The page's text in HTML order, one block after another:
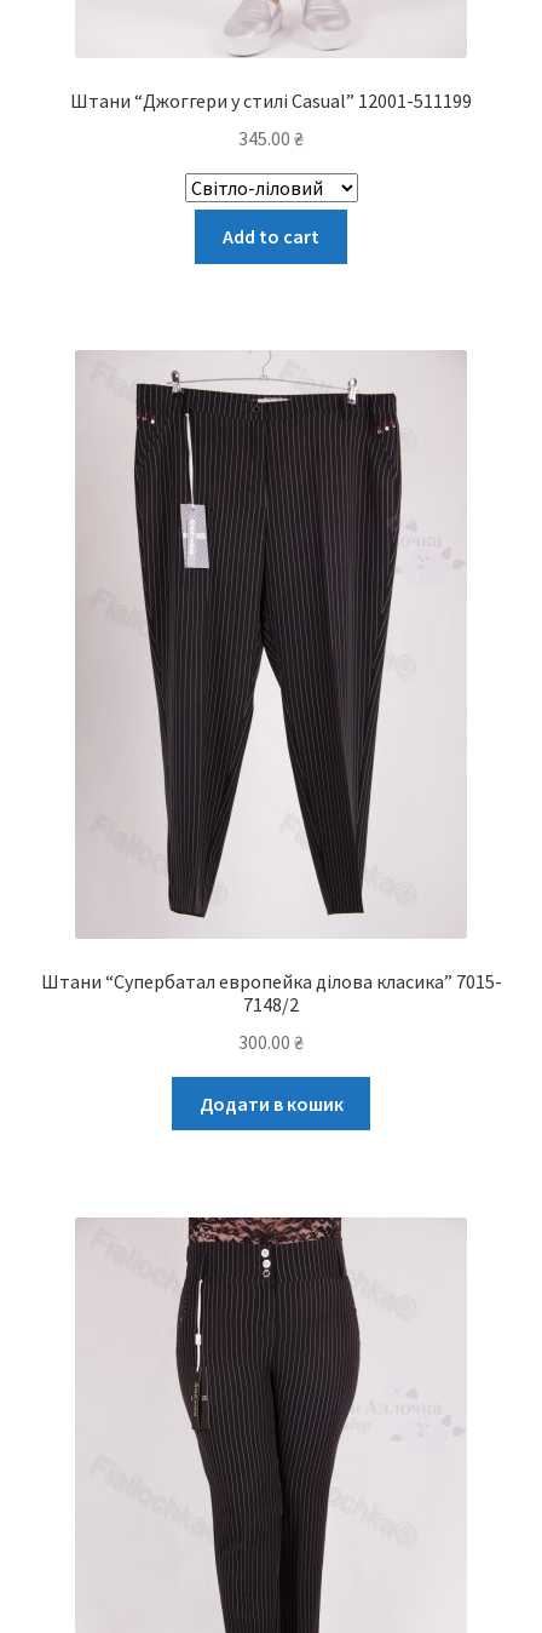
Штани “Джоггери у стилі Casual” 12001-511199
345.00 ₴
Add to cart
Параметри
можна
вибрати
на
сторінці
товару
Штани “Супербатал европейка ділова класика” 7015-
7148/2
300.00 ₴
Додати в кошик